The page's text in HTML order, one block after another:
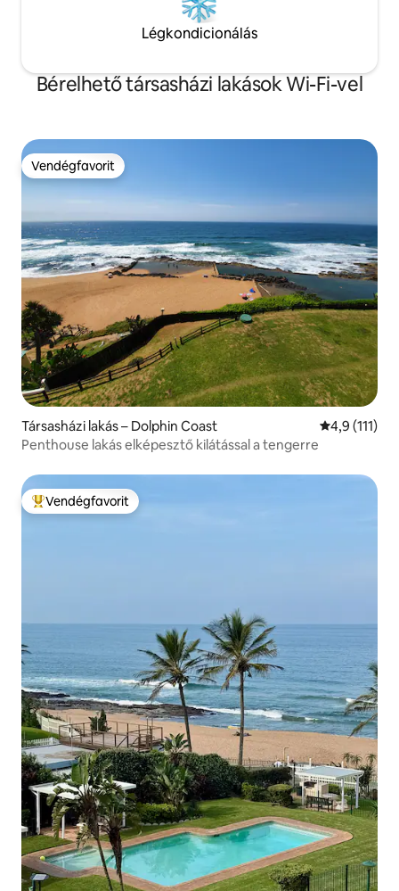
Légkondicionálás
Bérelhető társasházi lakások Wi-Fi-vel
Vendégfavorit
Vendégfavorit
Társasházi lakás – Dolphin Coast Átlagos
4,9 (111)
Penthouse lakás elképesztő kilátással a tengerre
Kiemelt vendégfavorit
Vendégfavorit